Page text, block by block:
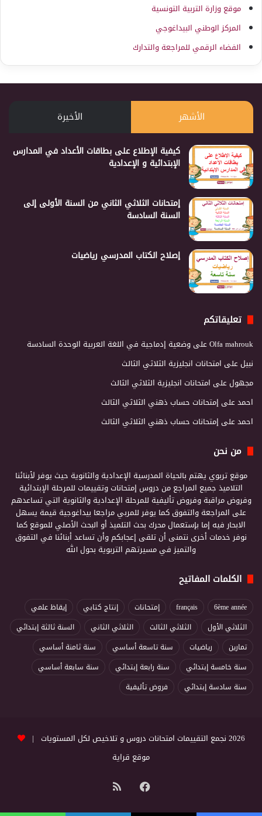
موقع وزارة التربية التونسية
المركز الوطني البيداغوجي
الفضاء الرقمي للمراجعة والتدارك
الأشهر الأخيرة
كيفية الإطلاع على بطاقات الأعداد في المدارس
الإبتدائية و الإعدادية
إمتحانات الثلاثي الثاني من السنة الأولى إلى
السنة السادسة
إصلاح الكتاب المدرسي رياضيات
تعليقاتكم
Olfa mahroukعلى وضعية إدماجية في اللغة العربية الوحدة السادسة
نبيلعلى امتحانات انجليزية الثلاثي الثالث
مجهولعلى امتحانات انجليزية الثلاثي الثالث
احمدعلى إمتحانات حساب ذهني الثلاثي الثالث
احمدعلى إمتحانات حساب ذهني الثلاثي الثالث
من نحن
موقع تربوي يهتم بالحياة المدرسية الإعدادية والثانوية حيث يوفر لأبنائنا
التلاميذ جميع المراجع من دروس إمتحانات وتقييمات للمرحلة الإبتدائية
وفروض مراقبة وفروض تأليفية للمرحلة الإعدادية والثانوية التي تساعدهم
على المراجعة والتفوق كما يوفر للمربي مراجعا بيداغوجية قيمة يسهل
الابحار فيه إما بإستعمال محرك بحث التلميذ أو البحث الأصلي للموقع كما
نوفر خدمات أخرى نتمنى أن تلقى إعجابكم وأن تساعد أبنائنا في التفوق
والتميز في مسيرتهم التربوية بحول الله
الكلمات المفاتيح
6ème année
français إمتحانات إنتاج كتابي
إيقاظ علمي
الثلاثي الأول
الثلاثي الثالث الثلاثي الثاني
السنة ثالثة إبتدائي
تمارين
رياضيات سنة تاسعة أساسي
سنة ثامنة أساسي
سنة خامسة إبتدائي
سنة رابعة إبتدائي
سنة سابعة أساسي
سنة سادسة إبتدائي
فروض تأليفية
2026 نجمع التقييمات امتحانات دروس و تلاخيص لكل المستويات |
موقع قراية
فيسبوك